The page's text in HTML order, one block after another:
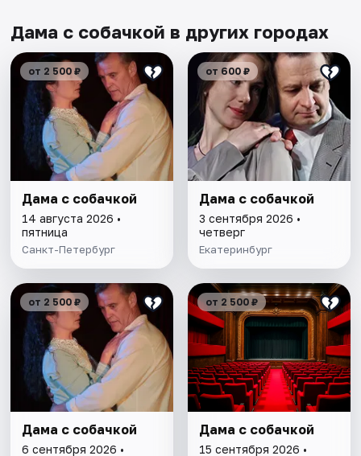
Дама с собачкой в других городах
от 2 500 ₽
Дама с собачкой
14 августа 2026 •
пятница
Санкт-Петербург
от 600 ₽
Дама с собачкой
3 сентября 2026 •
четверг
Екатеринбург
от 2 500 ₽
Дама с собачкой
6 сентября 2026 •
от 2 500 ₽
Дама с собачкой
15 сентября 2026 •